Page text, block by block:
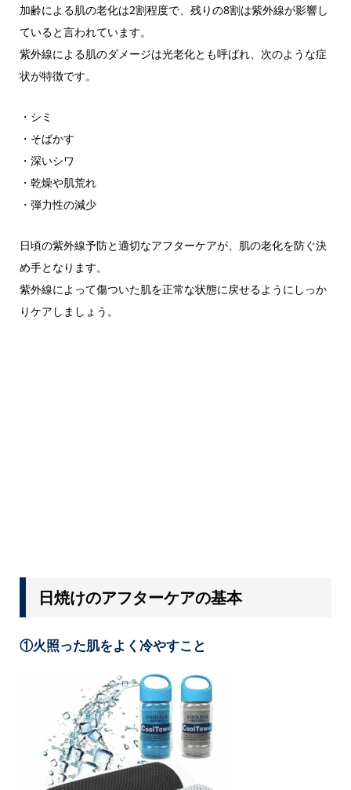
加齢による肌の老化は2割程度で、残りの8割は紫外線が影響し
ていると言われています。
紫外線による肌のダメージは光老化とも呼ばれ、次のような症
状が特徴です。
・シミ
・そばかす
・深いシワ
・乾燥や肌荒れ
・弾力性の減少
日頃の紫外線予防と適切なアフターケアが、肌の老化を防ぐ決
め手となります。
紫外線によって傷ついた肌を正常な状態に戻せるようにしっか
りケアしましょう。
日焼けのアフターケアの基本
①火照った肌をよく冷やすこと